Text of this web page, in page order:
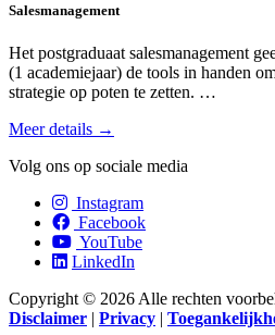
Salesmanagement
Het postgraduaat sales­management
(1 academie­jaar) de tools in handen
strategie op poten te zetten. …
Meer details →
Volg ons op sociale media
Instagram
Facebook
YouTube
LinkedIn
Copyright © 2026 Alle rechten
Disclaimer | Privacy |